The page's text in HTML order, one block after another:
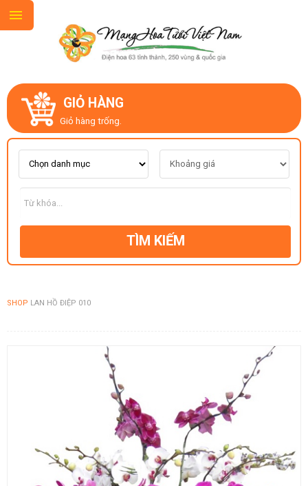
GIỎ HÀNG
Giỏ hàng trống.
TÌM KIẾM
SHOP LAN HỒ ĐIỆP 010
GIỚI THIỆU
LIÊN HỆ
MẪU HOA MỚI
CHỦ ĐỀ
QUÀ TẾT 2026